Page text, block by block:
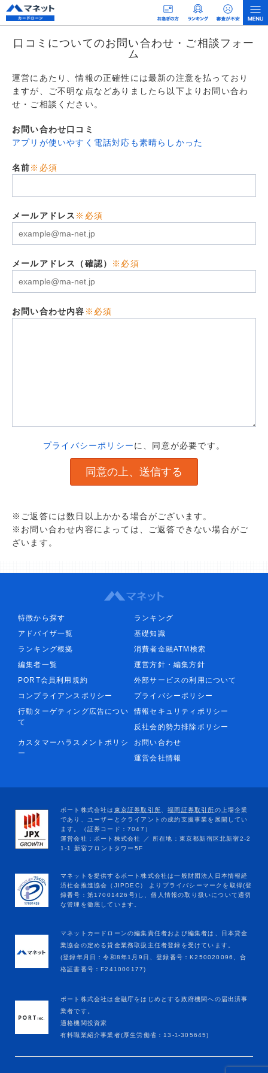
口コミについてのお問い合わせ・ご相談フォー
ム
運営にあたり、情報の正確性には最新の注意を払っており
ますが、ご不明な点などありましたら以下よりお問い合わ
せ・ご相談ください。
お問い合わせ口コミ
アプリが使いやすく電話対応も素晴らしかった
名前※必須
メールアドレス ※必須
メールアドレス（確認） ※必須
お問い合わせ内容 ※必須
プライバシーポリシーに、同意が必要です。
※ご返答には数日以上かかる場合がございます。
※お問い合わせ内容によっては、ご返答できない場合がご
ざいます。
特徴から探す
ランキング
アドバイザ一覧
基礎知識
ランキング根拠
消費者金融ATM検索
編集者一覧
運営方針・編集方針
PORT会員利用規約
外部サービスの利用について
コンプライアンスポリシー
プライバシーポリシー
行動ターゲティング広告につい
て
情報セキュリティポリシー
反社会的勢力排除ポリシー
カスタマーハラスメントポリシ
ー
お問い合わせ
運営会社情報
マネットカードローンの編集責任者および編集者は、日本貸金
業協会の定める貸金業務取扱主任者登録を受けています。
(登録年月日：令和8年1月9日、登録番号：K250020096、合
格証書番号：F241000177)
ポート株式会社は金融庁をはじめとする政府機関への届出済事
業者です。
適格機関投資家
有料職業紹介事業者(厚生労働省：13-ﾕ-305645)